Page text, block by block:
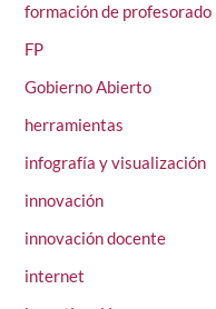
formación de profesorado
FP
Gobierno Abierto
herramientas
infografía y visualización
innovación
innovación docente
internet